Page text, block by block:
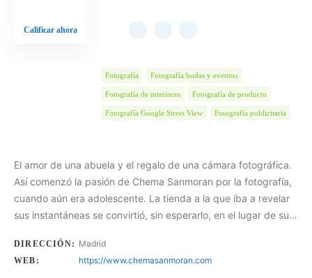
Calificar ahora
Fotografía Fotografía bodas y eventos
Fotografía de interiores Fotografía de producto
Fotografía Google Street View Fotografía publicitaria
El amor de una abuela y el regalo de una cámara fotográfica.
Así comenzó la pasión de Chema Sanmoran por la fotografía,
cuando aún era adolescente. La tienda a la que iba a revelar
sus instantáneas se convirtió, sin esperarlo, en el lugar de su…
DIRECCIÓN: Madrid
WEB: https://www.chemasanmoran.com